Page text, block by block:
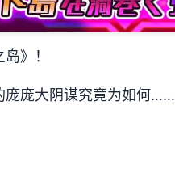
》！
庞大阴谋究竟为如何……